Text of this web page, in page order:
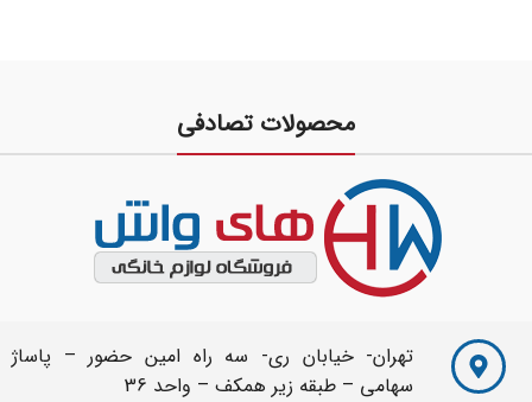
محصولات تصادفی
تهران- خیابان ری- سه راه امین حضور – پاساژ
سهامی – طبقه زیر همکف – واحد 36